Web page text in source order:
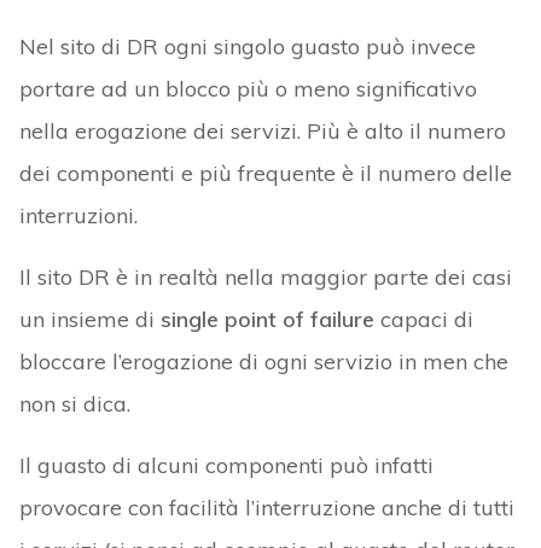
Nel sito di DR ogni singolo guasto può invece
portare ad un blocco più o meno significativo
nella erogazione dei servizi. Più è alto il numero
dei componenti e più frequente è il numero delle
interruzioni.
Il sito DR è in realtà nella maggior parte dei casi
un insieme di single point of failure capaci di
bloccare l’erogazione di ogni servizio in men che
non si dica.
Il guasto di alcuni componenti può infatti
provocare con facilità l’interruzione anche di tutti